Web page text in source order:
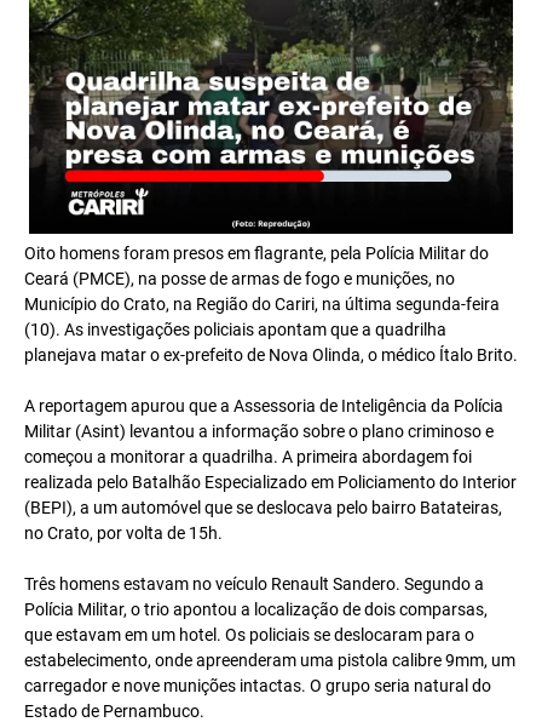
Oito homens foram presos em flagrante, pela Polícia Militar do
Ceará (PMCE), na posse de armas de fogo e munições, no
Município do Crato, na Região do Cariri, na última segunda-feira
(10). As investigações policiais apontam que a quadrilha
planejava matar o ex-prefeito de Nova Olinda, o médico Ítalo Brito.
A reportagem apurou que a Assessoria de Inteligência da Polícia
Militar (Asint) levantou a informação sobre o plano criminoso e
começou a monitorar a quadrilha. A primeira abordagem foi
realizada pelo Batalhão Especializado em Policiamento do Interior
(BEPI), a um automóvel que se deslocava pelo bairro Batateiras,
no Crato, por volta de 15h.
Três homens estavam no veículo Renault Sandero. Segundo a
Polícia Militar, o trio apontou a localização de dois comparsas,
que estavam em um hotel. Os policiais se deslocaram para o
estabelecimento, onde apreenderam uma pistola calibre 9mm, um
carregador e nove munições intactas. O grupo seria natural do
Estado de Pernambuco.